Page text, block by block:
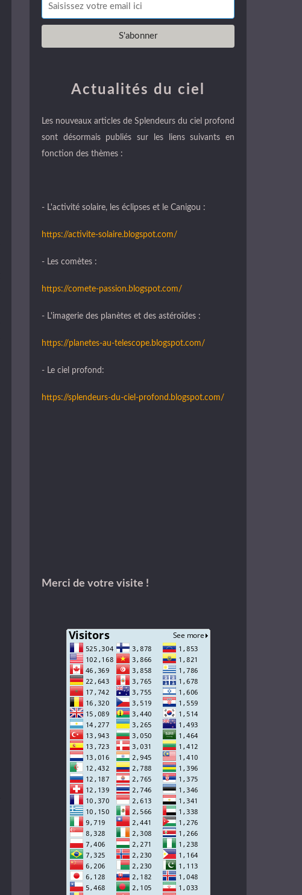
Actualités du ciel
Les nouveaux articles de Splendeurs du ciel profond
sont désormais publiés sur les liens suivants en
fonction des thèmes :
- L'activité solaire, les éclipses et le Canigou :
https://activite-solaire.blogspot.com/
- Les comètes :
https://comete-passion.blogspot.com/
- L'imagerie des planètes et des astéroïdes :
https://planetes-au-telescope.blogspot.com/
- Le ciel profond:
https://splendeurs-du-ciel-profond.blogspot.com/
Merci de votre visite !